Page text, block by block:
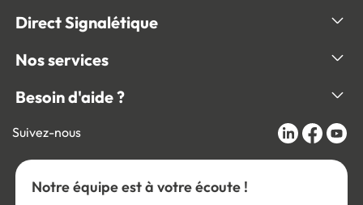
Direct Signalétique
Nos services
Besoin d'aide ?
Suivez-nous
Notre équipe est à votre écoute !